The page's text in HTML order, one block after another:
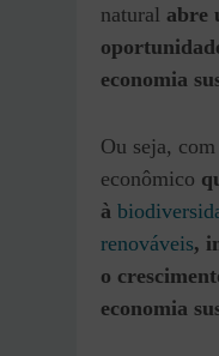
natural abre
economia
Ou seja,
econômico
à
renováveis,
o
economia